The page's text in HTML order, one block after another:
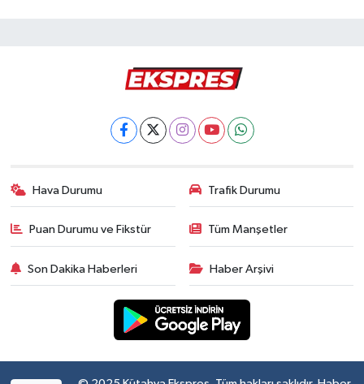
Hava Durumu Trafik Durumu
Puan Durumu ve Fikstür Tüm Manşetler
Son Dakika Haberleri Haber Arşivi